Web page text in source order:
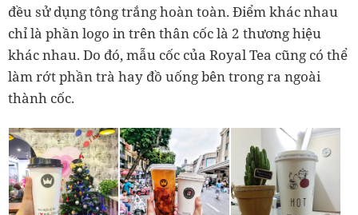
đều sử dụng tông trắng hoàn toàn. Điểm khác nhau
chỉ là phần logo in trên thân cốc là 2 thương hiệu
khác nhau. Do đó, mẫu cốc của Royal Tea cũng có thể
làm rớt phần trà hay đồ uống bên trong ra ngoài
thành cốc.